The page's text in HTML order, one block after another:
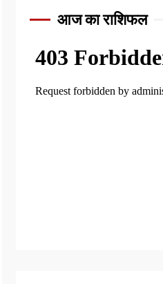
आज का राशिफल